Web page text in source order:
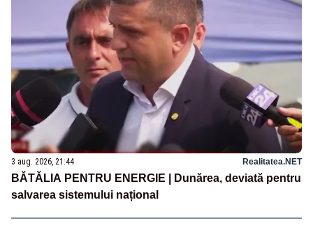
3 aug. 2026, 21:44 Realitatea.NET
BĂTĂLIA PENTRU ENERGIE | Dunărea, deviată pentru
salvarea sistemului național